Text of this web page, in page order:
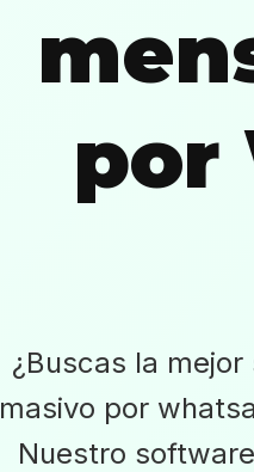
por
¿Buscas la
masivo por
Nuestro